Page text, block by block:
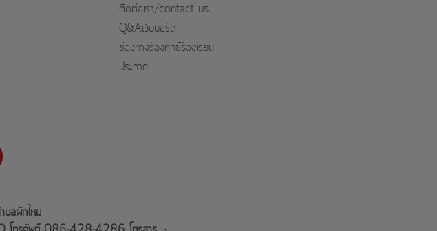
ติดต่อเรา/contact us
Q&Aเว็บบอร์ด
ช่องทางร้องทุกข์ร้องเรียน
ประกาศ
บลผักไหม